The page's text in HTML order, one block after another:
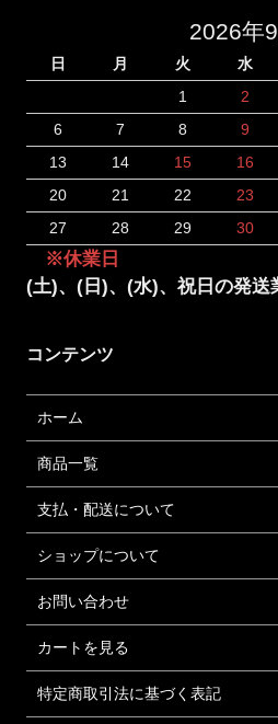
2026年9
日 月 火 水
1
2
6
7 8 9
13
14 15 16
20
21 22 23
27
28 29 30
※休業日
(土)、(日)、(水)、祝日の発送
コンテンツ
ホーム
商品一覧
支払・配送について
ショップについて
お問い合わせ
カートを見る
特定商取引法に基づく表記